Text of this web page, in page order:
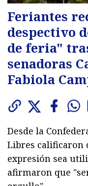
Feriantes
despectivo
de feria"
senadoras
Fabiola
Desde la
Libres calificaron
expresión sea
afirmaron que